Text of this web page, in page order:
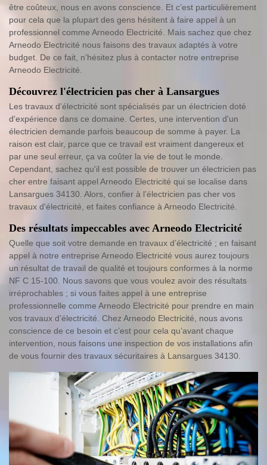
être coûteux, nous en avons conscience. Et c’est particulièrement
pour cela que la plupart des gens hésitent à faire appel à un
professionnel comme Arneodo Electricité. Mais sachez que chez
Arneodo Electricité nous faisons des travaux adaptés à votre
budget. De ce fait, n’hésitez plus à contacter notre entreprise
Arneodo Electricité.
Découvrez l'électricien pas cher à Lansargues
Les travaux d'électricité sont spécialisés par un électricien doté
d'expérience dans ce domaine. Certes, une intervention d'un
électricien demande parfois beaucoup de somme à payer. La
raison est clair, parce que ce travail est vraiment dangereux et
par une seul erreur, ça va coûter la vie de tout le monde.
Cependant, sachez qu'il est possible de trouver un électricien pas
cher entre faisant appel Arneodo Electricité qui se localise dans
Lansargues 34130. Alors, confier à l’électricien pas cher vos
travaux d'électricité, et faites confiance à Arneodo Electricité.
Des résultats impeccables avec Arneodo Electricité
Quelle que soit votre demande en travaux d’électricité ; en faisant
appel à notre entreprise Arneodo Electricité vous aurez toujours
un résultat de travail de qualité et toujours conformes à la norme
NF C 15-100. Nous savons que vous voulez avoir des résultats
irréprochables ; si vous faites appel à une entreprise
professionnelle comme Arneodo Electricité pour prendre en main
vos travaux d’électricité. Chez Arneodo Electricité, nous avons
conscience de ce besoin et c’est pour cela qu’avant chaque
intervention, nous faisons une inspection de vos installations afin
de vous fournir des travaux sécuritaires à Lansargues 34130.